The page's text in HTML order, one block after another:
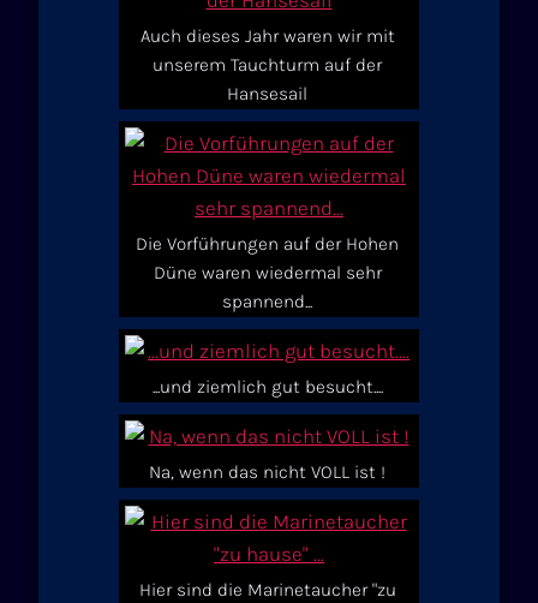
Auch dieses Jahr waren wir mit
unserem Tauchturm auf der
Hansesail
Die Vorführungen auf der Hohen
Düne waren wiedermal sehr
spannend...
...und ziemlich gut besucht....
Na, wenn das nicht VOLL ist !
Hier sind die Marinetaucher "zu